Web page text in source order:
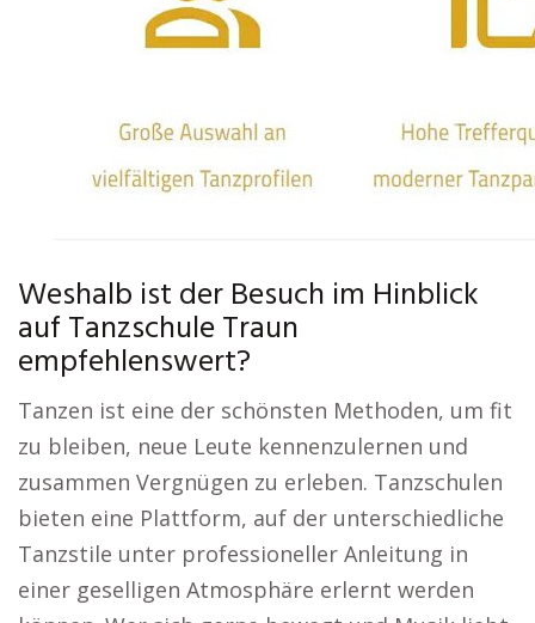
Weshalb ist der Besuch im Hinblick
auf Tanzschule Traun
empfehlenswert?
Tanzen ist eine der schönsten Methoden, um fit
zu bleiben, neue Leute kennenzulernen und
zusammen Vergnügen zu erleben. Tanzschulen
bieten eine Plattform, auf der unterschiedliche
Tanzstile unter professioneller Anleitung in
einer geselligen Atmosphäre erlernt werden